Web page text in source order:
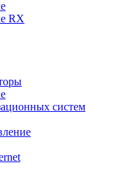
RX
систем